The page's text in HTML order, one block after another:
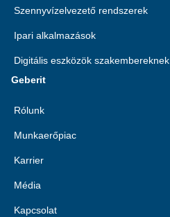
Szennyvízelvezető rendszerek
Ipari alkalmazások
Digitális eszközök szakembereknek
Geberit
Rólunk
Munkaerőpiac
Karrier
Média
Kapcsolat